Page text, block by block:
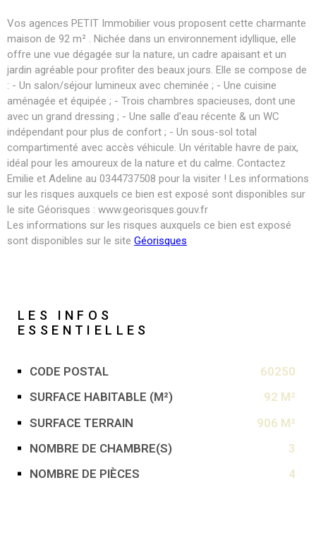
Vos agences PETIT Immobilier vous proposent cette charmante
maison de 92 m² . Nichée dans un environnement idyllique, elle
offre une vue dégagée sur la nature, un cadre apaisant et un
jardin agréable pour profiter des beaux jours. Elle se compose de
: - Un salon/séjour lumineux avec cheminée ; - Une cuisine
aménagée et équipée ; - Trois chambres spacieuses, dont une
avec un grand dressing ; - Une salle d'eau récente & un WC
indépendant pour plus de confort ; - Un sous-sol total
compartimenté avec accès véhicule. Un véritable havre de paix,
idéal pour les amoureux de la nature et du calme. Contactez
Emilie et Adeline au 0344737508 pour la visiter ! Les informations
sur les risques auxquels ce bien est exposé sont disponibles sur
le site Géorisques : www.georisques.gouv.fr
Les informations sur les risques auxquels ce bien est exposé
sont disponibles sur le site Géorisques
LES INFOS
ESSENTIELLES
Caractérisque Valeurs
CODE POSTAL
60250
SURFACE HABITABLE (M²)
92 M²
SURFACE TERRAIN
906 M²
NOMBRE DE CHAMBRE(S)
3
NOMBRE DE PIÈCES
4